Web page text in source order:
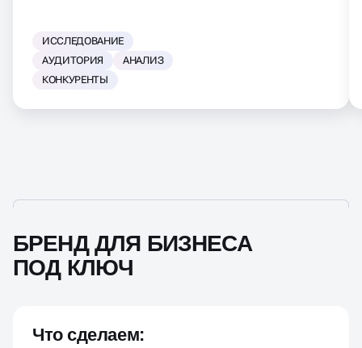
ИССЛЕДОВАНИЕ
АУДИТОРИЯ
АНАЛИЗ
КОНКУРЕНТЫ
БРЕНД ДЛЯ БИЗНЕСА
ПОД КЛЮЧ
Что сделаем: